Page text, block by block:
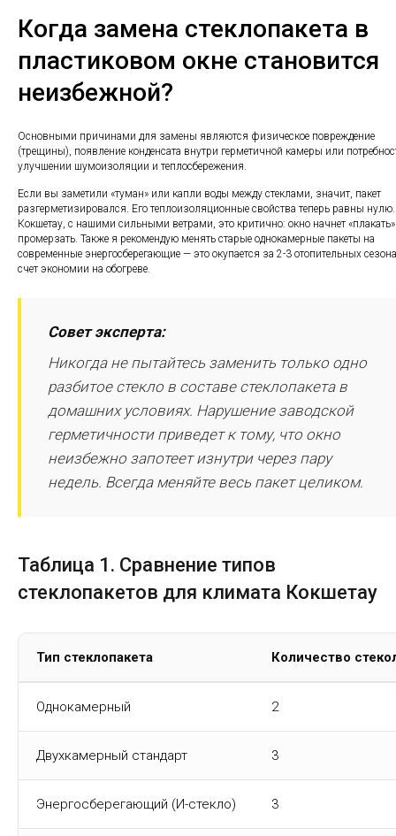
Когда замена стеклопакета в
пластиковом окне становится
неизбежной?
Основными причинами для замены являются физическое повреждение
(трещины), появление конденсата внутри герметичной камеры или
улучшении шумоизоляции и теплосбережения.
Если вы заметили «туман» или капли воды между стеклами, значит, пакет
разгерметизировался. Его теплоизоляционные свойства теперь равны
Кокшетау, с нашими сильными ветрами, это критично: окно начнет
промерзать. Также я рекомендую менять старые однокамерные пакеты на
современные энергосберегающие — это окупается за 2-3 отопительных
счет экономии на обогреве.
Совет эксперта:
Никогда не пытайтесь заменить только одно
разбитое стекло в составе стеклопакета в
домашних условиях. Нарушение заводской
герметичности приведет к тому, что окно
неизбежно запотеет изнутри через пару
недель. Всегда меняйте весь пакет целиком.
Таблица 1. Сравнение типов
стеклопакетов для климата Кокшетау
Тип стеклопакета Количество
Однокамерный 2
Двухкамерный стандарт 3
Энергосберегающий (И-стекло) 3